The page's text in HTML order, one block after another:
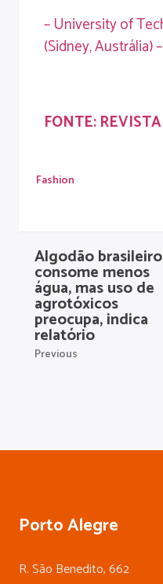
– University of
(Sidney, Austrália)
FONTE:
Fashion
Algodão brasileiro
consome menos
água, mas uso de
agrotóxicos
preocupa, indica
relatório
Previous
Porto Alegre
R. São Benedito, 662